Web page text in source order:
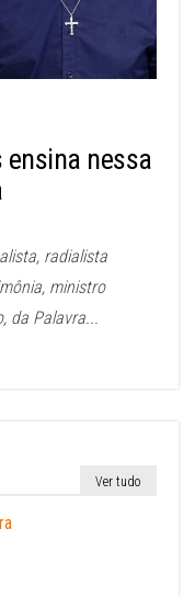
nessa
radialista
ministro
da Palavra...
Ver tudo